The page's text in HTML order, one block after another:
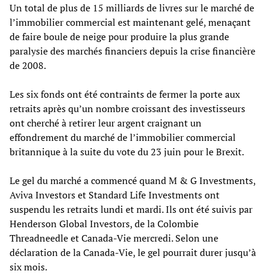
Un total de plus de 15 milliards de livres sur le marché de
l’immobilier commercial est maintenant gelé, menaçant
de faire boule de neige pour produire la plus grande
paralysie des marchés financiers depuis la crise financière
de 2008.
Les six fonds ont été contraints de fermer la porte aux
retraits après qu’un nombre croissant des investisseurs
ont cherché à retirer leur argent craignant un
effondrement du marché de l’immobilier commercial
britannique à la suite du vote du 23 juin pour le Brexit.
Le gel du marché a commencé quand M & G Investments,
Aviva Investors et Standard Life Investments ont
suspendu les retraits lundi et mardi. Ils ont été suivis par
Henderson Global Investors, de la Colombie
Threadneedle et Canada-Vie mercredi. Selon une
déclaration de la Canada-Vie, le gel pourrait durer jusqu’à
six mois.